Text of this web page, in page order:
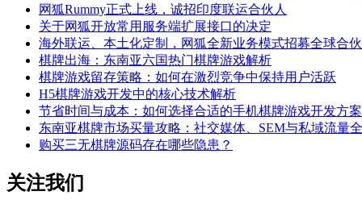
网狐Rummy正式上线，诚招印度联运合伙人
关于网狐开放常用服务端扩展接口的决定
海外联运、本土化定制，网狐全新业务模式招募全球合伙
棋牌出海：东南亚六国热门棋牌游戏解析
棋牌游戏留存策略：如何在激烈竞争中保持用户活跃
H5棋牌游戏开发中的核心技术解析
节省时间与成本：如何选择合适的手机棋牌游戏开发方案
东南亚棋牌市场买量攻略：社交媒体、SEM与私域流量
购买三无棋牌源码存在哪些隐患？
关注我们